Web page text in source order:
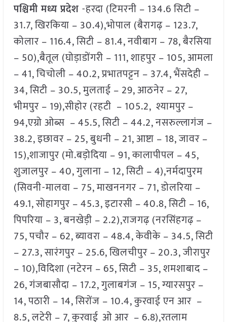
पश्चिमी मध्य प्रदेश -हरदा (टिमरनी – 134.6 सिटी –
31.7, खिरकिया – 30.4),भोपाल (बैरागढ़ – 123.7,
कोलार – 116.4, सिटी – 81.4, नवीबाग – 78, बैरसिया
– 50),बैतूल (घोड़ाडोंगरी – 111, शाहपुर – 105, आमला
– 41, चिचोली – 40.2, प्रभातपट्टन – 37.4, भैंसदेही –
34, सिटी – 30.5, मुलताई – 29, आठनेर – 27,
भीमपुर – 19),सीहोर (रहटी – 105.2, श्यामपुर –
94,एग्रो ओब्स – 45.5, सिटी – 44.2, नसरुल्लागंज –
38.2, इछावर – 25, बुधनी – 21, आष्टा – 18, जावर –
15),शाजापुर (मो.बड़ोदिया – 91, कालापीपल – 45,
शुजालपुर – 40, गुलाना – 12, सिटी – 4),नर्मदापुरम
(सिवनी-मालवा – 75, माखननगर – 71, डोलरिया –
49.1, सोहागपुर – 45.3, इटारसी – 40.8, सिटी – 16,
पिपरिया – 3, बनखेड़ी – 2.2),राजगढ़ (नरसिंहगढ़ –
75, पचौर – 62, ब्यावरा – 48.4, केवीके – 34.5, सिटी
– 27.3, सारंगपुर – 25.6, खिलचीपुर – 20.3, जीरापुर
– 10),विदिशा (नटेरन – 65, सिटी – 35, शमशाबाद –
26, गंजबासौदा – 17.2, गुलाबगंज – 15, ग्यारसपुर –
14, पठारी – 14, सिरोंज – 10.4, कुरवाई एन आर –
8.5, लटेरी – 7, कुरवाई_ओ आर – 6.8),रतलाम